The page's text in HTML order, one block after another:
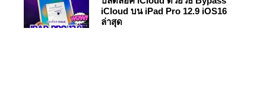
iCloud บน iPad Pro 12.9 iOS16
ล่าสุด